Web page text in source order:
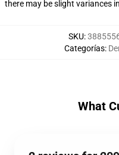
there may be slight variances
SKU:
Categorías:
What